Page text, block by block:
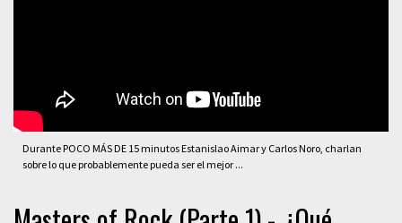
Durante POCO MÁS DE 15 minutos Estanislao Aimar y Carlos Noro, charlan
sobre lo que probablemente pueda ser el mejor ...